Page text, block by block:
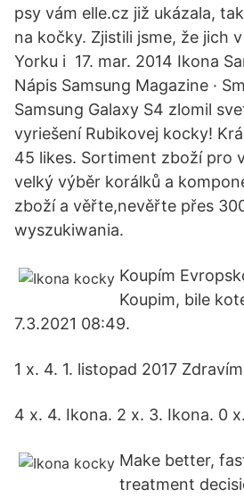
psy vám elle.cz již ukázala,
na kočky. Zjistili jsme, že jich
Yorku i 17. mar. 2014 Ikona
Nápis Samsung Magazine ·
Samsung Galaxy S4 zlomil
vyriešení Rubikovej kocky!
45 likes. Sortiment zboží pro
velký výběr korálků a
zboží a věřte,nevěřte přes
wyszukiwania.
Koupím
Koupim, bile
7.3.2021 08:49.
1 x. 4. 1. listopad 2017
4 x. 4. Ikona. 2 x. 3. Ikona. 0 x.
Make better,
treatment